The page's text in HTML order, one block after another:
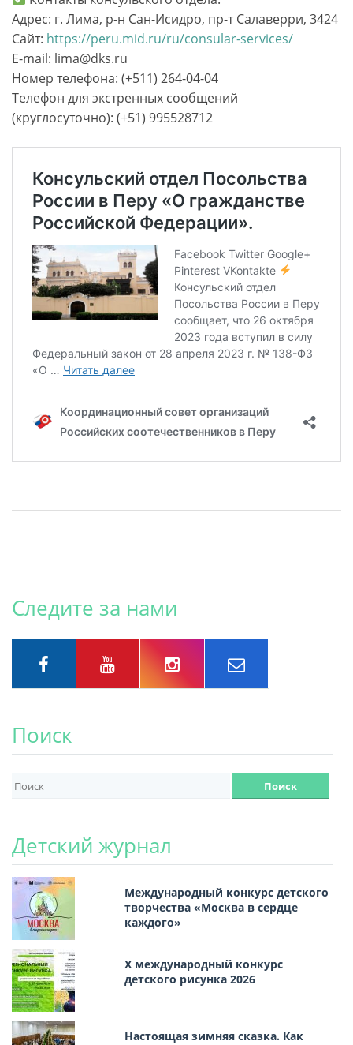
Адрес: г. Лима, р-н Сан-Исидро, пр-т Салаверри, 3424
Сайт: https://peru.mid.ru/ru/consular-services/
E-mail: lima@dks.ru
Номер телефона: (+511) 264-04-04
Телефон для экстренных сообщений
(круглосуточно): (+51) 995528712
Следите за нами
Поиск
Детский журнал
Международный конкурс детского
творчества «Москва в сердце
каждого»
Х международный конкурс
детского рисунка 2026
Настоящая зимняя сказка. Как